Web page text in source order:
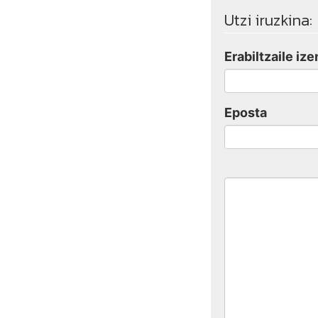
Utzi iruzkina:
Erabiltzaile
Eposta